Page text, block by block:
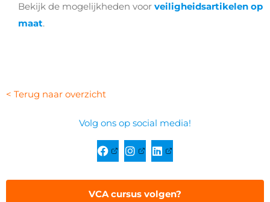
Bekijk de mogelijkheden voor veiligheidsartikelen op
maat.
< Terug naar overzicht
Volg ons op social media!
VCA cursus volgen?